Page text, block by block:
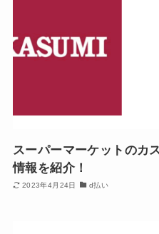
スーパーマーケットのカ
情報を紹介！
2023年4月24日 d払い